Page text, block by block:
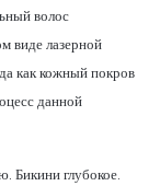
волос
виде лазерной
как кожный покров
данной
Бикини глубокое.